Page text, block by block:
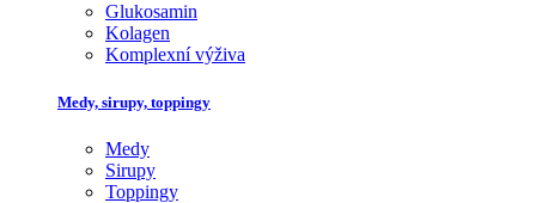
Glukosamin
Kolagen
Komplexní výživa
Medy, sirupy, toppingy
Medy
Sirupy
Toppingy